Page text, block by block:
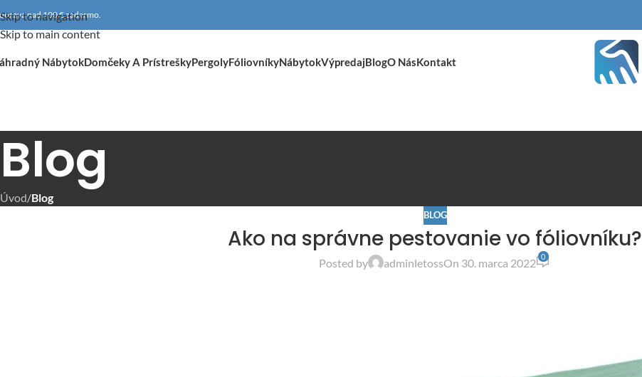
Skip to navigation
Skip to main content
nad 100 € zadarmo.
NábytokDomčeky A PrístreškyPergolyFóliovníkyNábytokVýpredajBlogO NásKontakt
Blog
Úvod/Blog
BLOG
Ako na správne pestovanie vo fóliovníku?
Posted by adminletossOn 30. marca 2022 0